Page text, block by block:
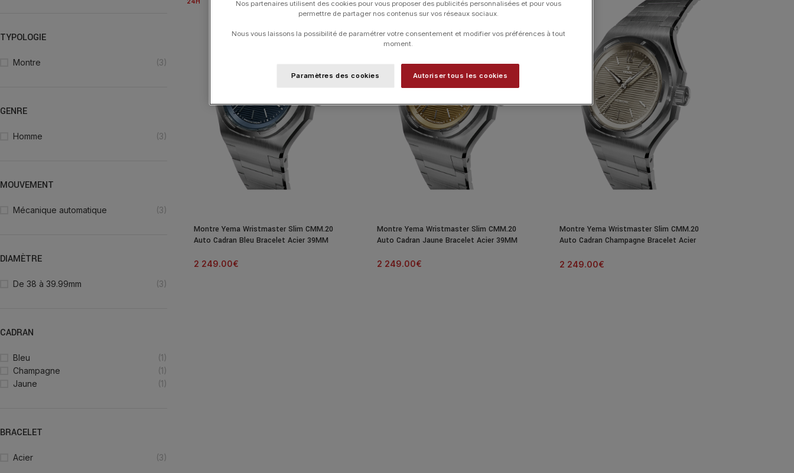
TYPOLOGIE
Montre (3)
GENRE
Homme (3)
MOUVEMENT
Mécanique automatique (3)
DIAMÈTRE
De 38 à 39.99mm (3)
CADRAN
Bleu
(1)
Champagne
(1)
Jaune
(1)
BRACELET
Acier (3)
Montre Yema Wristmaster Slim CMM.20
Auto Cadran Bleu Bracelet Acier 39MM
2 249.00€
Montre Yema Wristmaster Slim CMM.20
Auto Cadran Jaune Bracelet Acier 39MM
2 249.00€
Montre Yema Wristmaster Slim CMM.20
Auto Cadran Champagne Bracelet Acier
2 249.00€
Nos partenaires utilisent des cookies pour vous proposer des publicités personnalisées et pour vous
permettre de partager nos contenus sur vos réseaux sociaux.
Nous vous laissons la possibilité de paramétrer votre consentement et modifier vos préférences à tout
moment.
Paramètres des cookies Autoriser tous les cookies